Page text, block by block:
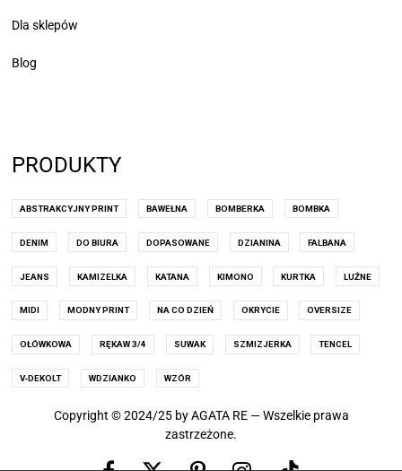
Dla sklepów
Blog
PRODUKTY
ABSTRAKCYJNY PRINT BAWEŁNA BOMBERKA BOMBKA
DENIM DO BIURA DOPASOWANE DZIANINA FALBANA
JEANS KAMIZELKA KATANA KIMONO KURTKA LUŹNE
MIDI MODNY PRINT NA CO DZIEŃ OKRYCIE OVERSIZE
OŁÓWKOWA RĘKAW 3/4 SUWAK SZMIZJERKA TENCEL
V-DEKOLT WDZIANKO WZÓR
Copyright © 2024/25 by AGATA RE — Wszelkie prawa
zastrzeżone.